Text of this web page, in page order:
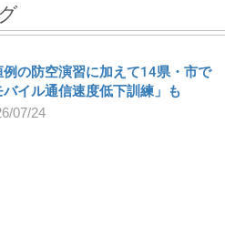
例の防空演習に加えて14県・市で
バイル通信速度低下訓練」も
07/24